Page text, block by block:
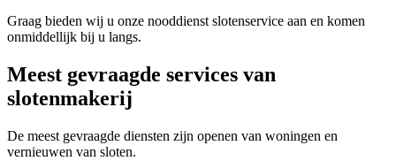
Graag bieden wij u onze nooddienst slotenservice aan en komen
onmiddellijk bij u langs.
Meest gevraagde services van
slotenmakerij
De meest gevraagde diensten zijn openen van woningen en
vernieuwen van sloten.